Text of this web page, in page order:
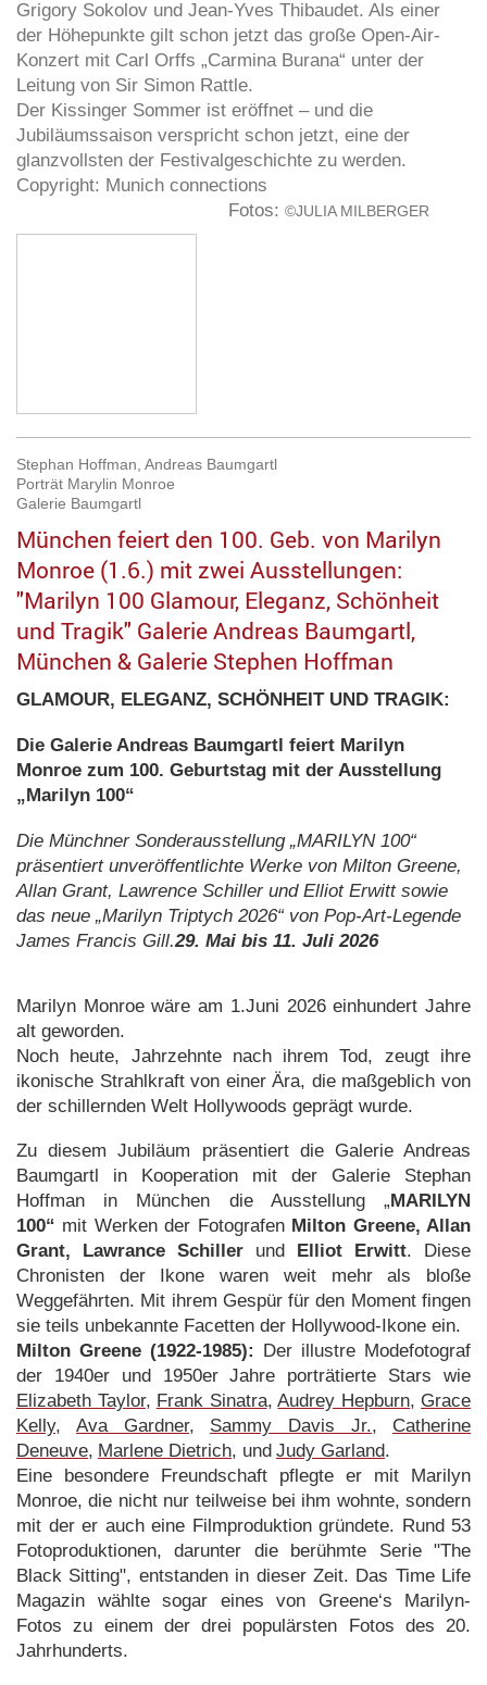
Grigory Sokolov und Jean-Yves Thibaudet. Als einer
der Höhepunkte gilt schon jetzt das große Open-Air-
Konzert mit Carl Orffs „Carmina Burana“ unter der
Leitung von Sir Simon Rattle.
Der Kissinger Sommer ist eröffnet – und die
Jubiläumssaison verspricht schon jetzt, eine der
glanzvollsten der Festivalgeschichte zu werden.
Copyright: Munich connections
Fotos: ©JULIA MILBERGER
Stephan Hoffman, Andreas Baumgartl
Porträt Marylin Monroe
Galerie Baumgartl
München feiert den 100. Geb. von Marilyn
Monroe (1.6.) mit zwei Ausstellungen:
"Marilyn 100 Glamour, Eleganz, Schönheit
und Tragik" Galerie Andreas Baumgartl,
München & Galerie Stephen Hoffman
GLAMOUR, ELEGANZ, SCHÖNHEIT UND TRAGIK:
Die Galerie Andreas Baumgartl feiert Marilyn
Monroe zum 100. Geburtstag mit der Ausstellung
„Marilyn 100“
Die Münchner Sonderausstellung „MARILYN 100“
präsentiert unveröffentlichte Werke von Milton Greene,
Allan Grant, Lawrence Schiller und Elliot Erwitt sowie
das neue „Marilyn Triptych 2026“ von Pop-Art-Legende
James Francis Gill.29. Mai bis 11. Juli 2026
Marilyn Monroe wäre am 1.Juni 2026 einhundert Jahre
alt geworden.
Noch heute, Jahrzehnte nach ihrem Tod, zeugt ihre
ikonische Strahlkraft von einer Ära, die maßgeblich von
der schillernden Welt Hollywoods geprägt wurde.
Zu diesem Jubiläum präsentiert die Galerie Andreas
Baumgartl in Kooperation mit der Galerie Stephan
Hoffman in München die Ausstellung „MARILYN
100“ mit Werken der Fotografen Milton Greene, Allan
Grant, Lawrance Schiller und Elliot Erwitt. Diese
Chronisten der Ikone waren weit mehr als bloße
Weggefährten. Mit ihrem Gespür für den Moment fingen
sie teils unbekannte Facetten der Hollywood-Ikone ein.
Milton Greene (1922-1985): Der illustre Modefotograf
der 1940er und 1950er Jahre porträtierte Stars wie
Elizabeth Taylor, Frank Sinatra, Audrey Hepburn, Grace
Kelly, Ava Gardner, Sammy Davis Jr.,
Catherine
Deneuve, Marlene Dietrich, und Judy Garland.
Eine besondere Freundschaft pflegte er mit Marilyn
Monroe, die nicht nur teilweise bei ihm wohnte, sondern
mit der er auch eine Filmproduktion gründete. Rund 53
Fotoproduktionen, darunter die berühmte Serie "The
Black Sitting", entstanden in dieser Zeit. Das Time Life
Magazin wählte sogar eines von Greene‘s Marilyn-
Fotos zu einem der drei populärsten Fotos des 20.
Jahrhunderts.